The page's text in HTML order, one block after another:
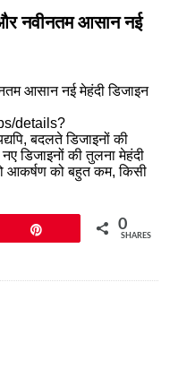
नवीनतम आसान नई
आसान नई मेहंदी डिजाइन
details?
बदलते डिजाइनों की
डिजाइनों की तुलना मेहंदी
आकर्षण को बहुत कम, किसी
0
SHARES